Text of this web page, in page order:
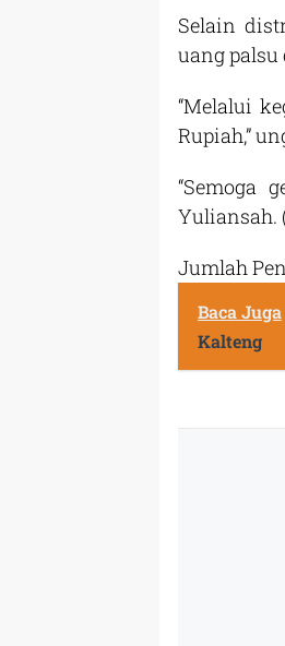
Selain
uang
“Melalui
Rupiah,”
“Semoga
Yuliansah.
Jumlah
Baca Juga
Kalteng